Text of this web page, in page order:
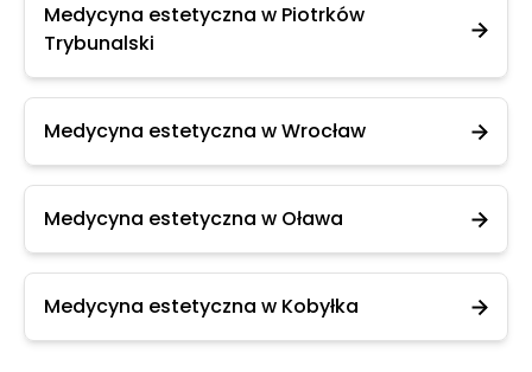
Medycyna estetyczna w Piotrków
Trybunalski
Medycyna estetyczna w Wrocław
Medycyna estetyczna w Oława
Medycyna estetyczna w Kobyłka